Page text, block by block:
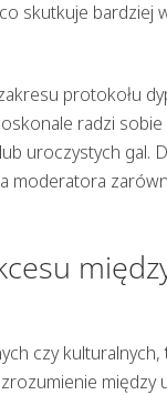
skutkuje bardziej
protokołu
radzi
uroczystych gal.
moderatora
czy kulturalnych,
między